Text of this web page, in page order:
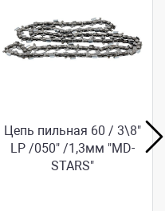
Цепь пильная 60 / 3\8"
LP /050" /1,3мм "MD-
STARS"